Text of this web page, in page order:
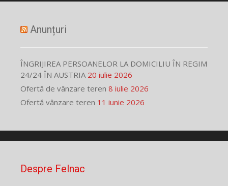
Anunțuri
ÎNGRIJIREA PERSOANELOR LA DOMICILIU ÎN REGIM
24/24 ÎN AUSTRIA 20 iulie 2026
Ofertă de vânzare teren 8 iulie 2026
Ofertă vânzare teren 11 iunie 2026
Despre Felnac